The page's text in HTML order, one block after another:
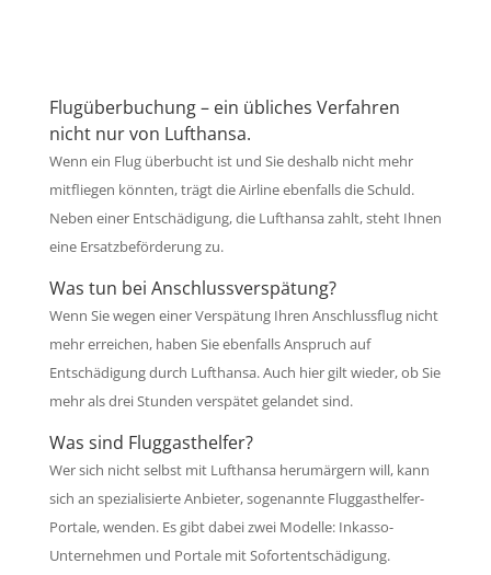
Flugüberbuchung – ein übliches Verfahren
nicht nur von Lufthansa.
Wenn ein Flug überbucht ist und Sie deshalb nicht mehr
mitfliegen könnten, trägt die Airline ebenfalls die Schuld.
Neben einer Entschädigung, die Lufthansa zahlt, steht Ihnen
eine Ersatzbeförderung zu.
Was tun bei Anschlussverspätung?
Wenn Sie wegen einer Verspätung Ihren Anschlussflug nicht
mehr erreichen, haben Sie ebenfalls Anspruch auf
Entschädigung durch Lufthansa. Auch hier gilt wieder, ob Sie
mehr als drei Stunden verspätet gelandet sind.
Was sind Fluggasthelfer?
Wer sich nicht selbst mit Lufthansa herumärgern will, kann
sich an spezialisierte Anbieter, sogenannte Fluggasthelfer-
Portale, wenden. Es gibt dabei zwei Modelle: Inkasso-
Unternehmen und Portale mit Sofortentschädigung.